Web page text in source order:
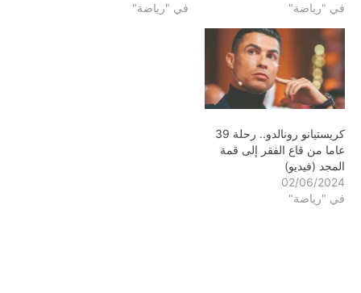
في "رياضة"
في "رياضة"
كريستيانو رونالدو.. رحلة 39
عاما من قاع الفقر إلى قمة
المجد (فيديو)
02/06/2024
في "رياضة"